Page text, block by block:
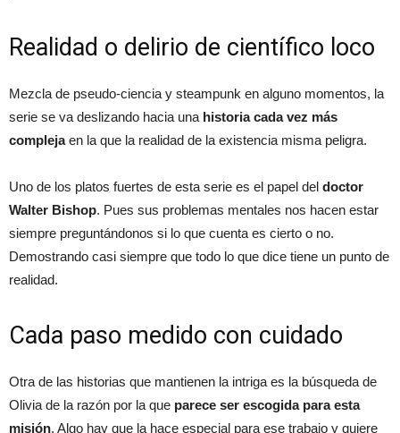
Realidad o delirio de científico loco
Mezcla de pseudo-ciencia y steampunk en alguno momentos, la
serie se va deslizando hacia una historia cada vez más
complejaen la que la realidad de la existencia misma peligra.
Uno de los platos fuertes de esta serie es el papel del doctor
Walter Bishop. Pues sus problemas mentales nos hacen estar
siempre preguntándonos si lo que cuenta es cierto o no.
Demostrando casi siempre que todo lo que dice tiene un punto de
realidad.
Cada paso medido con cuidado
Otra de las historias que mantienen la intriga es la búsqueda de
Olivia de la razón por la que parece ser escogida para esta
misión. Algo hay que la hace especial para ese trabajo y quiere